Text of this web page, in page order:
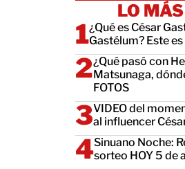
LO
¿Qué es César
Gastélum? Este
¿Qué pasó con
Matsunaga,
FOTOS
VIDEO del
al influencer
Sinuano Noche:
sorteo HOY 5 de